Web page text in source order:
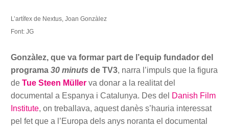
L’artífex de Nextus, Joan Gonzàlez
Font: JG
Gonzàlez, que va formar part de l’equip fundador del
programa 30 minuts de TV3, narra l’impuls que la figura
de Tue Steen Müller va donar a la realitat del
documental a Espanya i Catalunya. Des del Danish Film
Institute, on treballava, aquest danès s’hauria interessat
pel fet que a l’Europa dels anys noranta el documental